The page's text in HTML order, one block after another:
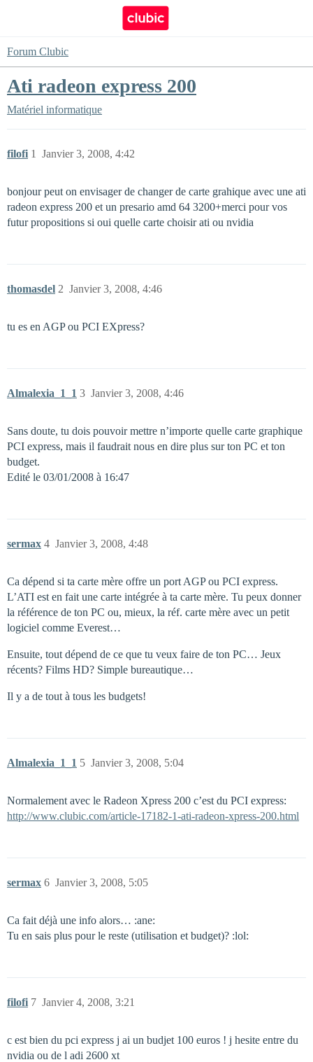
Forum Clubic
Ati radeon express 200
Matériel informatique
filofi Janvier 3, 2008, 4:42
1
bonjour peut on envisager de changer de carte grahique avec une ati
radeon express 200 et un presario amd 64 3200+merci pour vos
futur propositions si oui quelle carte choisir ati ou nvidia
thomasdel Janvier 3, 2008, 4:46
2
tu es en AGP ou PCI EXpress?
Almalexia_1_1 Janvier 3, 2008, 4:46
3
Sans doute, tu dois pouvoir mettre n’importe quelle carte graphique
PCI express, mais il faudrait nous en dire plus sur ton PC et ton
budget.
Edité le 03/01/2008 à 16:47
sermax Janvier 3, 2008, 4:48
4
Ca dépend si ta carte mère offre un port AGP ou PCI express.
L’ATI est en fait une carte intégrée à ta carte mère. Tu peux donner
la référence de ton PC ou, mieux, la réf. carte mère avec un petit
logiciel comme Everest…
Ensuite, tout dépend de ce que tu veux faire de ton PC… Jeux
récents? Films HD? Simple bureautique…
Il y a de tout à tous les budgets!
Almalexia_1_1 Janvier 3, 2008, 5:04
5
Normalement avec le Radeon Xpress 200 c’est du PCI express:
http://www.clubic.com/article-17182-1-ati-radeon-xpress-200.html
sermax Janvier 3, 2008, 5:05
6
Ca fait déjà une info alors… :ane:
Tu en sais plus pour le reste (utilisation et budget)? :lol:
filofi Janvier 4, 2008, 3:21
7
c est bien du pci express j ai un budjet 100 euros ! j hesite entre du
nvidia ou de l adi 2600 xt